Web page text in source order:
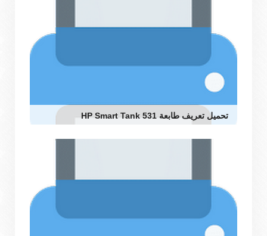
تحميل تعريف طابعة HP Smart Tank 531